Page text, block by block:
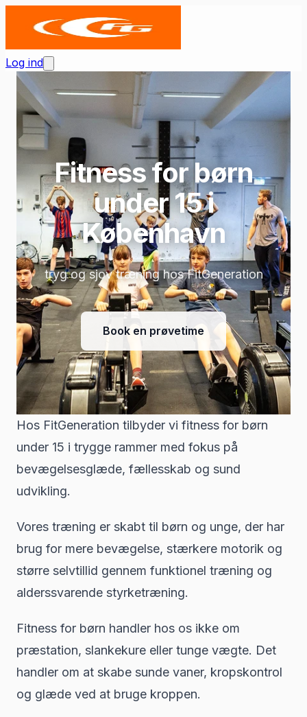
Log ind
Fitness for børn
under 15 i
København
tryg og sjov træning hos FitGeneration
Book en prøvetime
Hos FitGeneration tilbyder vi fitness for børn
under 15 i trygge rammer med fokus på
bevægelsesglæde, fællesskab og sund
udvikling.
Vores træning er skabt til børn og unge, der har
brug for mere bevægelse, stærkere motorik og
større selvtillid gennem funktionel træning og
alderssvarende styrketræning.
Fitness for børn handler hos os ikke om
præstation, slankekure eller tunge vægte. Det
handler om at skabe sunde vaner, kropskontrol
og glæde ved at bruge kroppen.